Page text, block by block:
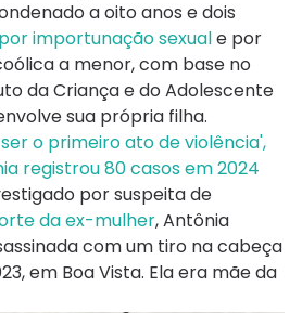
a oito anos e dois
por importunação sexuale por
a menor, com base no
da Criança e do Adolescente
sua própria filha.
o primeiro ato de violência',
registrou 80 casos em 2024
por suspeita de
da ex-mulher, Antônia
com um tiro na cabeça
em Boa Vista. Ela era mãe da